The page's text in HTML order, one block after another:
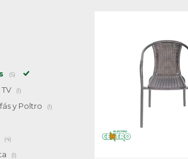
(5)
(1)
y Poltro (1)
(4)
(1)